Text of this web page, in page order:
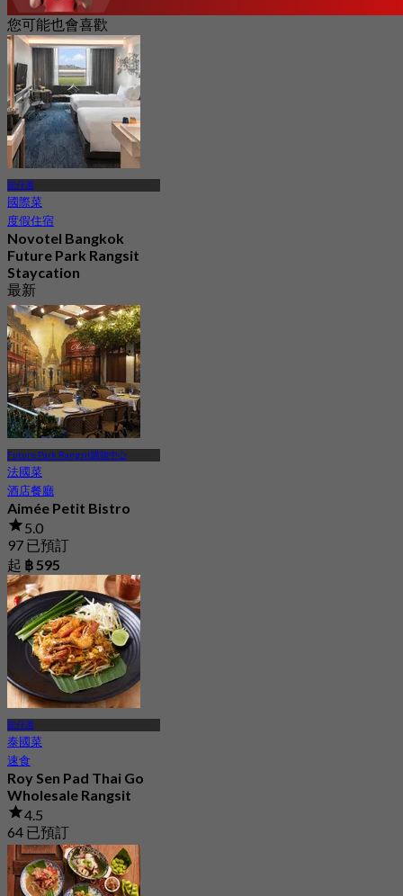
您可能也會喜歡
龍仔厝
國際菜
度假住宿
Novotel Bangkok
Future Park Rangsit
Staycation
最新
4.7
起฿ 1,750
Future Park Rangsit購物中心
法國菜
酒店餐廳
Aimée Petit Bistro
5.0
97 已預訂
起 ฿ 595
龍仔厝
泰國菜
速食
Roy Sen Pad Thai Go
Wholesale Rangsit
4.5
64 已預訂
起฿ 160